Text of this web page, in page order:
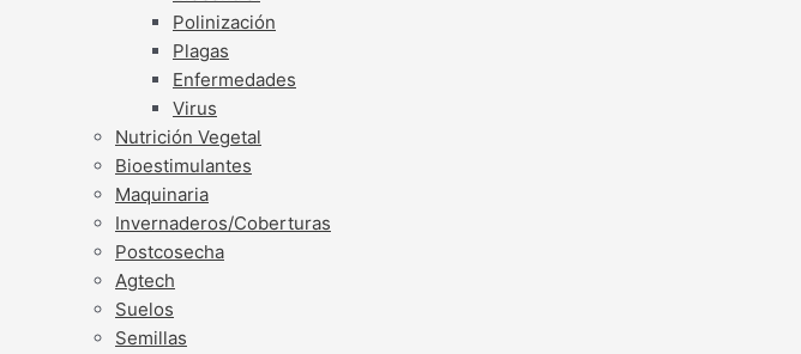
Polinización
Plagas
Enfermedades
Virus
Nutrición Vegetal
Bioestimulantes
Maquinaria
Invernaderos/Coberturas
Postcosecha
Agtech
Suelos
Semillas